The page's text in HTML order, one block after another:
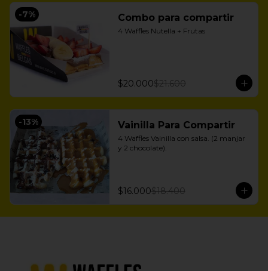
-7% Combo para compartir
4 Waffles Nutella + Frutas
$20.000$21.600
-13% Vainilla Para Compartir
4 Waffles Vainilla con salsa. (2 manjar
y 2 chocolate).
$16.000$18.400